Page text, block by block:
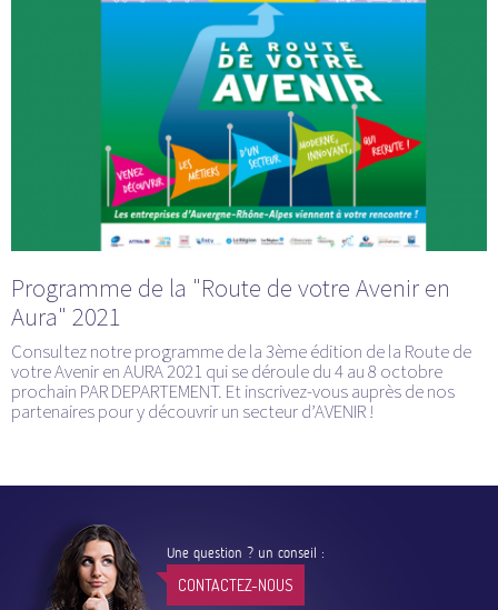
Programme de la "Route de votre Avenir en
Aura" 2021
Consultez notre programme de la 3ème édition de la Route de
votre Avenir en AURA 2021 qui se déroule du 4 au 8 octobre
prochain PAR DEPARTEMENT. Et inscrivez-vous auprès de nos
partenaires pour y découvrir un secteur d’AVENIR !
Une question ? un conseil :
CONTACTEZ-NOUS